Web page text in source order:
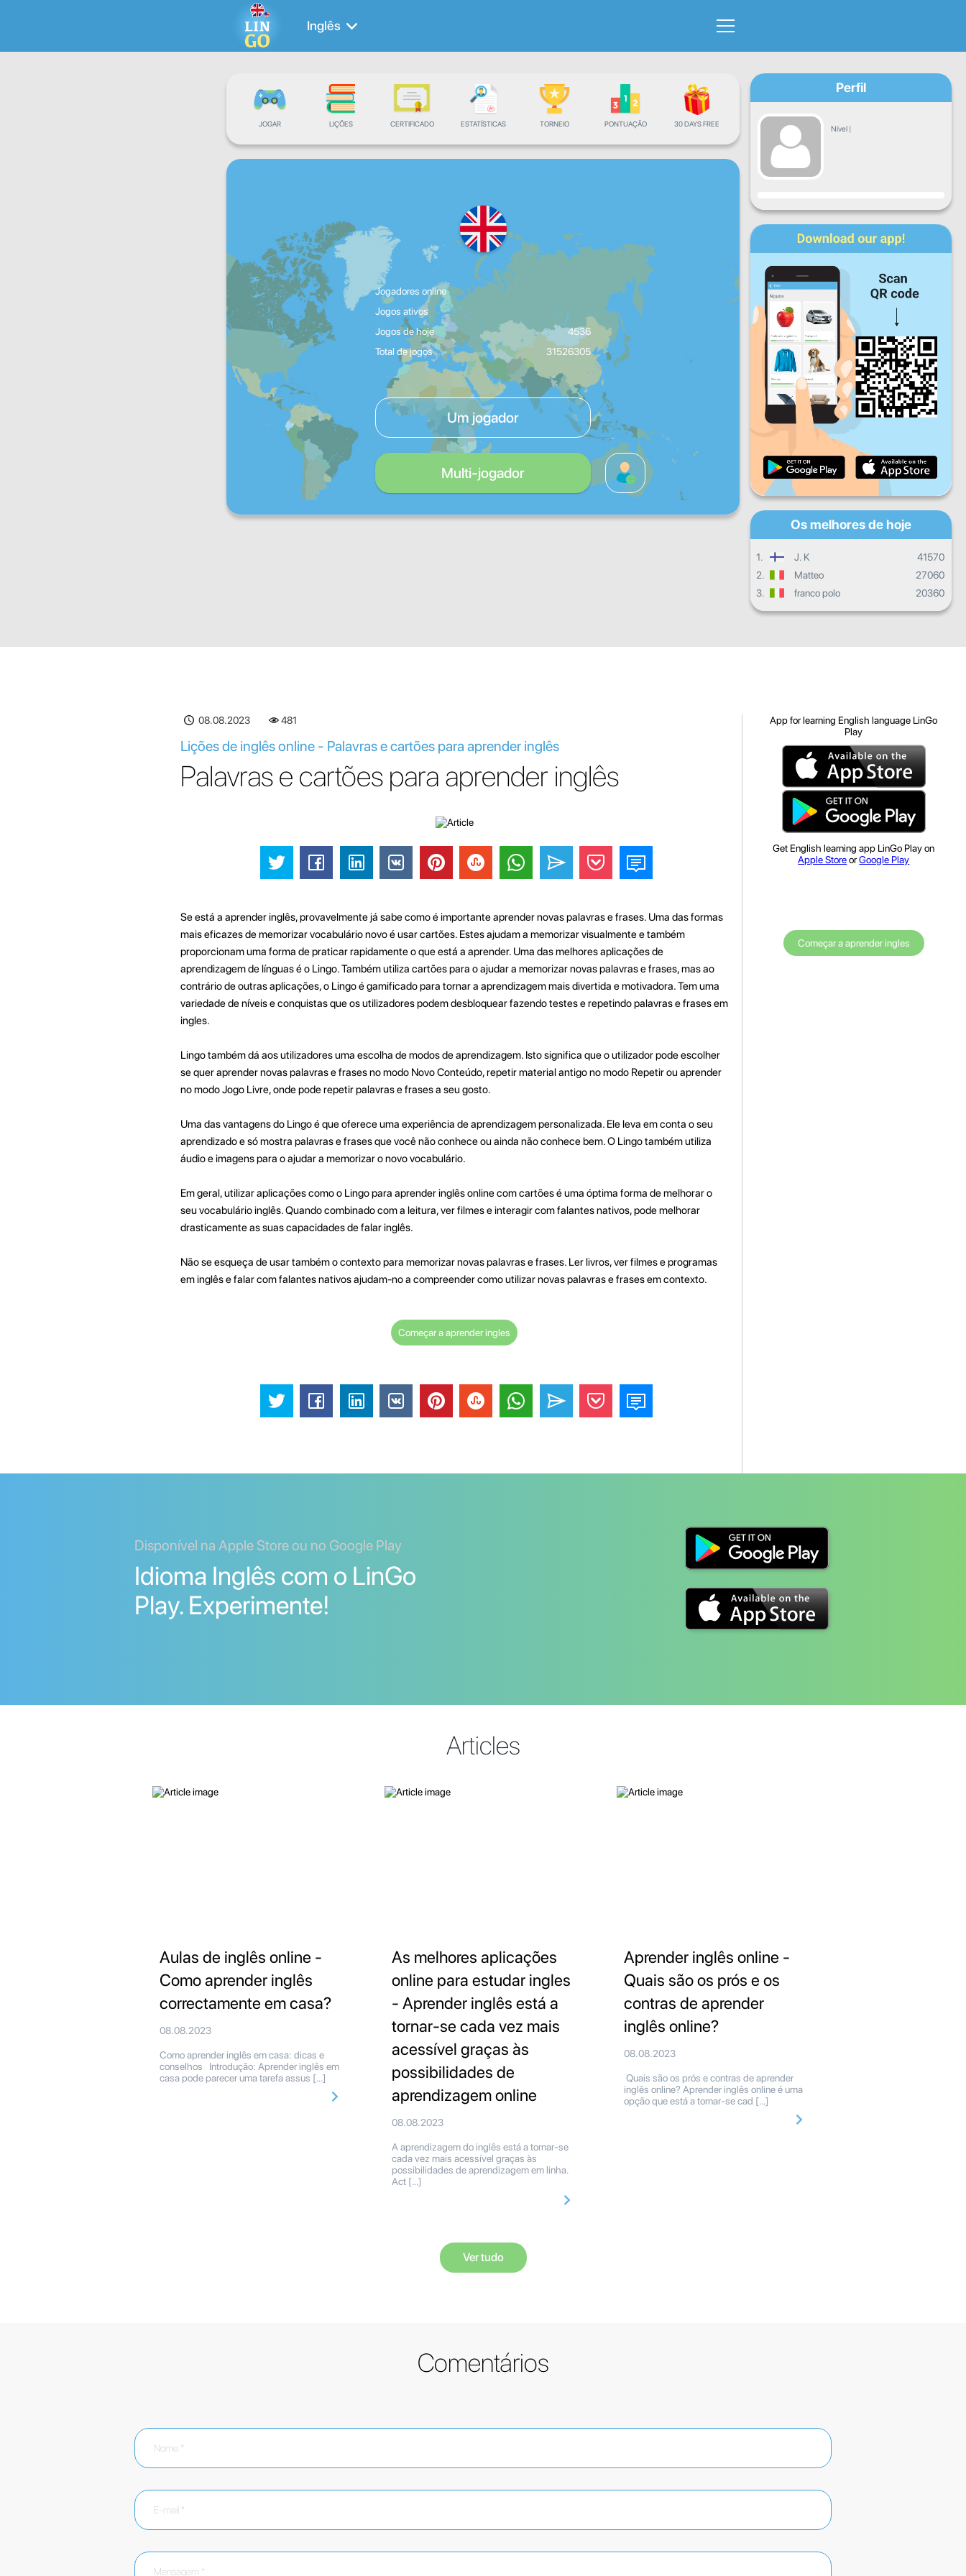
Inglês
JOGAR LIÇÕES CERTIFICADO ESTATÍSTICAS TORNEIO PONTUAÇÃO 30 DAYS FREE
Jogadores online
Jogos ativos
Jogos de hoje
4536
Total de jogos
31526305
Um jogador
Multi-jogador
Perfil
Nível |
Progresso
Seg Qua Qui
Sáb Dom
Progresso diário
Progresso mensal
Progresso global
Os melhores de hoje
1. J. K
41570
2.
Matteo
27060
3.
franco polo 20360
08.08.2023 481
Lições de inglês online - Palavras e cartões para aprender inglês
Palavras e cartões para aprender inglês
Se está a aprender inglês, provavelmente já sabe como é importante aprender novas palavras e frases. Uma das formas
mais eficazes de memorizar vocabulário novo é usar cartões. Estes ajudam a memorizar visualmente e também
proporcionam uma forma de praticar rapidamente o que está a aprender. Uma das melhores aplicações de
aprendizagem de línguas é o Lingo. Também utiliza cartões para o ajudar a memorizar novas palavras e frases, mas ao
contrário de outras aplicações, o Lingo é gamificado para tornar a aprendizagem mais divertida e motivadora. Tem uma
variedade de níveis e conquistas que os utilizadores podem desbloquear fazendo testes e repetindo palavras e frases em
ingles.
Lingo também dá aos utilizadores uma escolha de modos de aprendizagem. Isto significa que o utilizador pode escolher
se quer aprender novas palavras e frases no modo Novo Conteúdo, repetir material antigo no modo Repetir ou aprender
no modo Jogo Livre, onde pode repetir palavras e frases a seu gosto.
Uma das vantagens do Lingo é que oferece uma experiência de aprendizagem personalizada. Ele leva em conta o seu
aprendizado e só mostra palavras e frases que você não conhece ou ainda não conhece bem. O Lingo também utiliza
áudio e imagens para o ajudar a memorizar o novo vocabulário.
Em geral, utilizar aplicações como o Lingo para aprender inglês online com cartões é uma óptima forma de melhorar o
seu vocabulário inglês. Quando combinado com a leitura, ver filmes e interagir com falantes nativos, pode melhorar
drasticamente as suas capacidades de falar inglês.
Não se esqueça de usar também o contexto para memorizar novas palavras e frases. Ler livros, ver filmes e programas
em inglês e falar com falantes nativos ajudam-no a compreender como utilizar novas palavras e frases em contexto.
Começar a aprender ingles
App for learning English language LinGo
Play
Get English learning app LinGo Play on
Apple StoreorGoogle Play
Começar a aprender ingles
Disponível na Apple Store ou no Google Play
Idioma Inglês com o LinGo
Play. Experimente!
Articles
Aulas de inglês online -
Como aprender inglês
correctamente em casa?
08.08.2023
Como aprender inglês em casa: dicas e
conselhos Introdução: Aprender inglês em
casa pode parecer uma tarefa assus […]
As melhores aplicações
online para estudar ingles
- Aprender inglês está a
tornar-se cada vez mais
acessível graças às
possibilidades de
aprendizagem online
08.08.2023
A aprendizagem do inglês está a tornar-se
cada vez mais acessível graças às
possibilidades de aprendizagem em linha.
Act […]
Aprender inglês online -
Quais são os prós e os
contras de aprender
inglês online?
08.08.2023
Quais são os prós e contras de aprender
inglês online? Aprender inglês online é uma
opção que está a tornar-se cad […]
Ver tudo
Comentários